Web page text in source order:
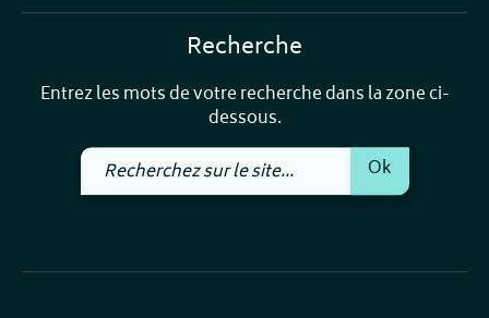
Recherche
Entrez les mots de votre recherche dans la zone ci-
dessous.
Recherchez
sur
Ok